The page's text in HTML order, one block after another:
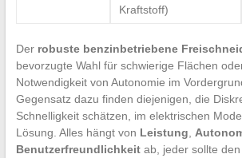
Kraftstoff)
Der robuste benzinbetriebene
bevorzugte Wahl für schwierige Flächen
Notwendigkeit von Autonomie im
Gegensatz dazu finden diejenigen, die
Schnelligkeit schätzen, im elektrischen
Lösung. Alles hängt von Leistung
Benutzerfreundlichkeitab, jeder sollte